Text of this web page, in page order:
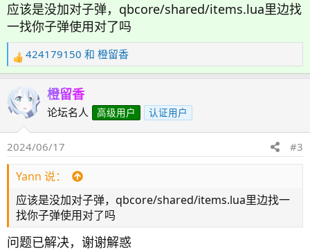
应该是没加对子弹，qbcore/shared/items.lua里边找
一找你子弹使用对了吗
反
馈
：
424179150 和 橙留香
橙留香
论坛名人 高级用户 认证用户
2024/06/17 #3
Yann 说：
应该是没加对子弹，qbcore/shared/items.lua里边找一
找你子弹使用对了吗
问题已解决，谢谢解惑